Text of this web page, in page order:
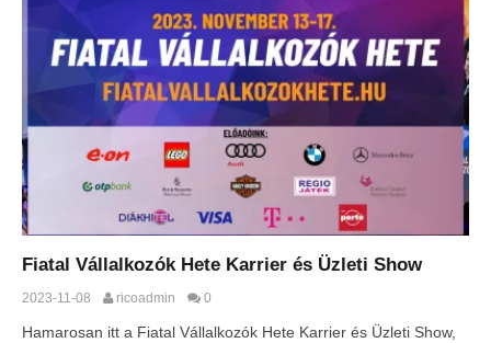
Fiatal Vállalkozók Hete Karrier és Üzleti Show
2023-11-08 ricoadmin 0
Hamarosan itt a Fiatal Vállalkozók Hete Karrier és Üzleti Show,